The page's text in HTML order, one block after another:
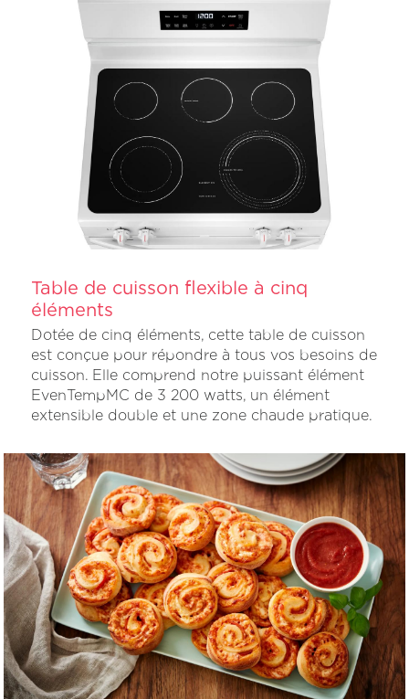
Table de cuisson flexible à cinq
éléments
Dotée de cinq éléments, cette table de cuisson
est conçue pour répondre à tous vos besoins de
cuisson. Elle comprend notre puissant élément
EvenTempMC de 3 200 watts, un élément
extensible double et une zone chaude pratique.